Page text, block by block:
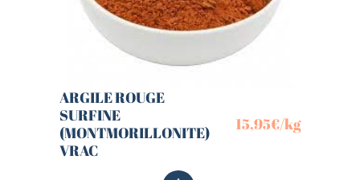
ARGILE ROUGE
SURFINE
(MONTMORILLONITE)
VRAC
15,95€/kg